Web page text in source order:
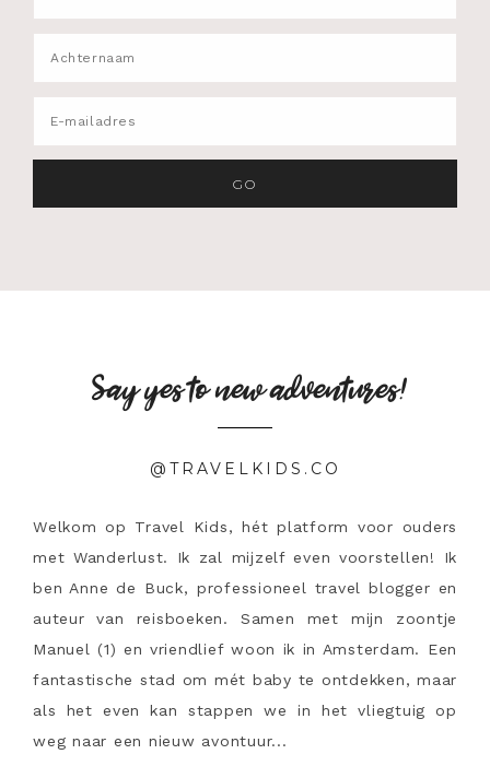
Say yes to new adventures!
@TRAVELKIDS.CO
Welkom op Travel Kids, hét platform voor ouders
met Wanderlust. Ik zal mijzelf even voorstellen! Ik
ben Anne de Buck, professioneel travel blogger en
auteur van reisboeken. Samen met mijn zoontje
Manuel (1) en vriendlief woon ik in Amsterdam. Een
fantastische stad om mét baby te ontdekken, maar
als het even kan stappen we in het vliegtuig op
weg naar een nieuw avontuur...